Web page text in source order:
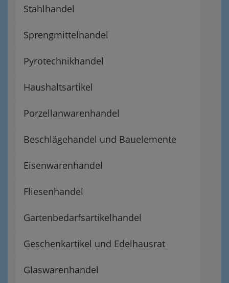
Stahlhandel
Sprengmittelhandel
Pyrotechnikhandel
Haushaltsartikel
Porzellanwarenhandel
Beschlägehandel und Bauelemente
Eisenwarenhandel
Fliesenhandel
Gartenbedarfsartikelhandel
Geschenkartikel und Edelhausrat
Glaswarenhandel